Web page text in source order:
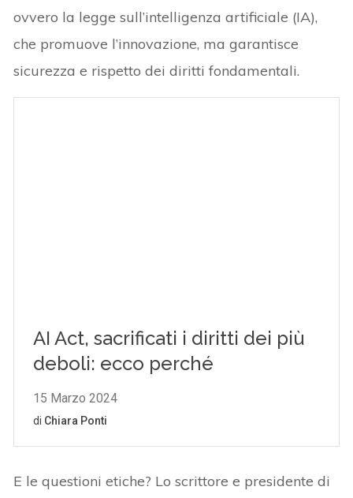
ovvero la legge sull’intelligenza artificiale (IA),
che promuove l’innovazione, ma garantisce
sicurezza e rispetto dei diritti fondamentali.
E le questioni etiche? Lo scrittore e presidente di